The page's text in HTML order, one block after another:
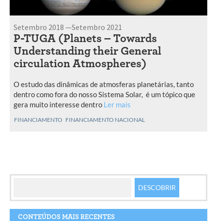
Setembro 2018 —Setembro 2021
P-TUGA (Planets – Towards
Understanding their General
circulation Atmospheres)
O estudo das dinâmicas de atmosferas planetárias, tanto
dentro como fora do nosso Sistema Solar, é um tópico que
gera muito interesse dentro Ler mais
FINANCIAMENTO FINANCIAMENTO NACIONAL
CONTEÚDOS MAIS RECENTES